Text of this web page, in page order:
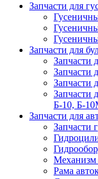
Запчасти для
Запчасти для
Запчасти
Запчасти
Запчасти
Запчасти
Б-10, Б-
Запчасти для
Запчасти
Механизм
Рама